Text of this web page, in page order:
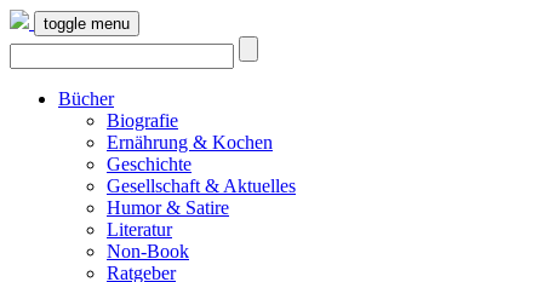
toggle menu
Bücher
Biografie
Ernährung & Kochen
Geschichte
Gesellschaft & Aktuelles
Humor & Satire
Literatur
Non-Book
Ratgeber